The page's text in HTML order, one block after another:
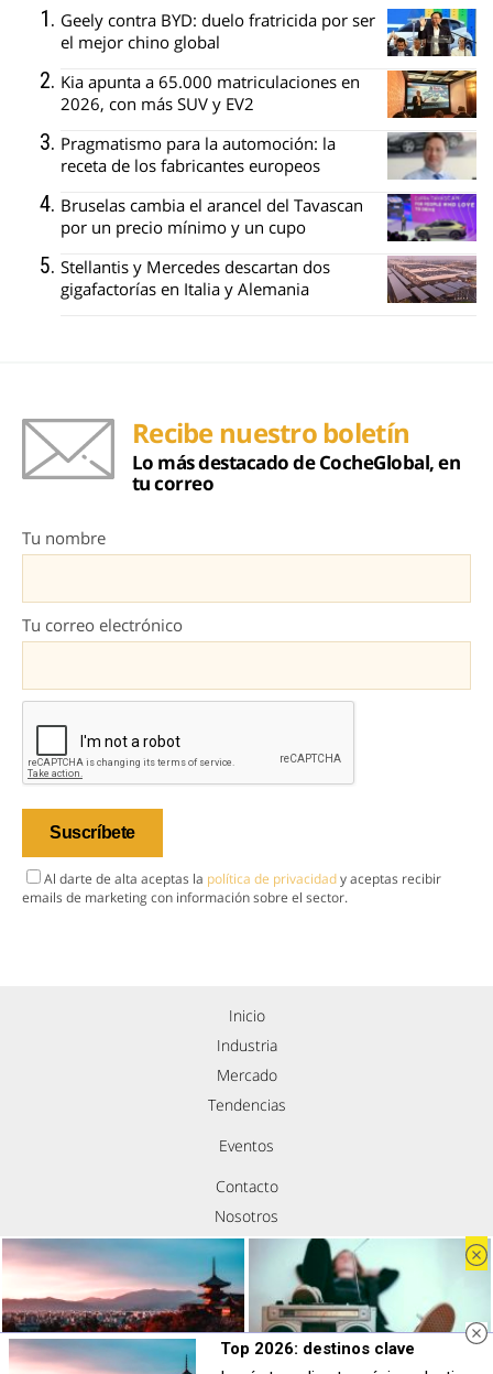
Geely contra BYD: duelo fratricida por ser
el mejor chino global
Kia apunta a 65.000 matriculaciones en
2026, con más SUV y EV2
Pragmatismo para la automoción: la
receta de los fabricantes europeos
Bruselas cambia el arancel del Tavascan
por un precio mínimo y un cupo
Stellantis y Mercedes descartan dos
gigafactorías en Italia y Alemania
Recibe nuestro boletín
Lo más destacado de CocheGlobal, en
tu correo
Tu nombre
Tu correo electrónico
Al darte de alta aceptas la política de privacidady aceptas recibir
emails de marketing con información sobre el sector.
Inicio
Industria
Mercado
Tendencias
Eventos
Contacto
Nosotros
Política de privacidad
Aviso legal
Política de cookies
Síguenos
Top 2026: destinos clave